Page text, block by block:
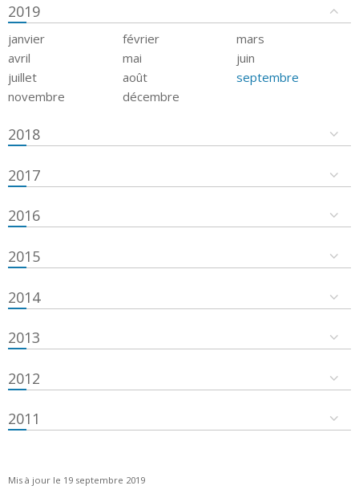
2019
janvier février
mars
avril
mai
juin
juillet
août
septembre
novembre
décembre
2018
2017
2016
2015
2014
2013
2012
2011
Mis à jour le 19 septembre 2019